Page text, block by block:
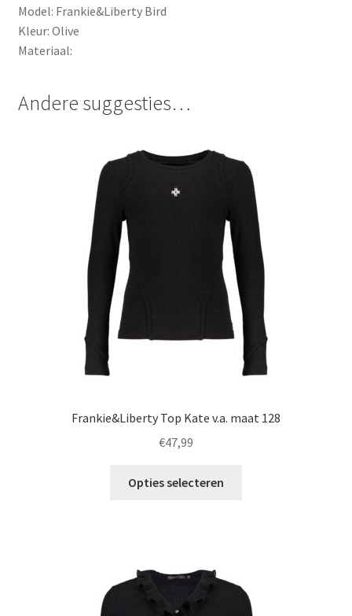
Model: Frankie&Liberty Bird
Kleur: Olive
Materiaal:
Andere suggesties…
Frankie&Liberty Top Kate v.a. maat 128
€47,99
Opties selecteren
optie
kan